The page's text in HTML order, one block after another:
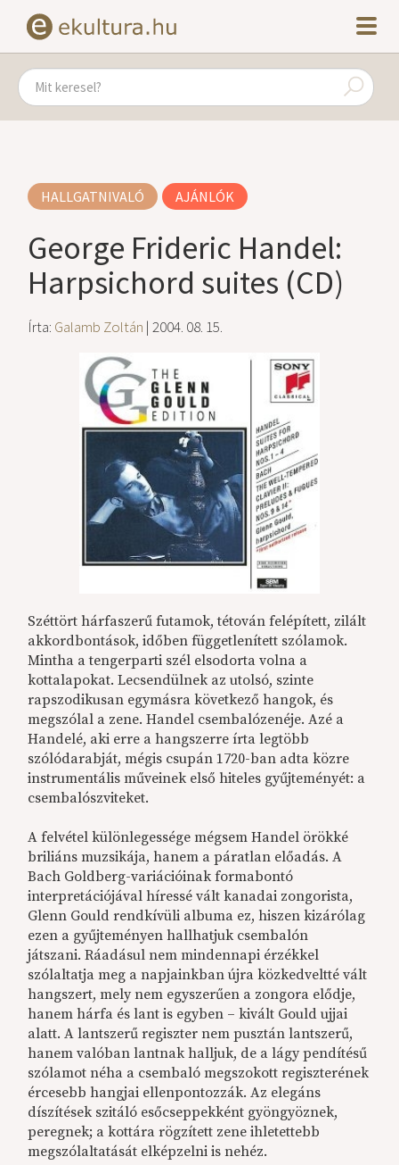
HALLGATNIVALÓ AJÁNLÓK
George Frideric Handel:
Harpsichord suites (CD)
Írta: Galamb Zoltán | 2004. 08. 15.
Széttört hárfaszerű futamok, tétován felépített, zilált
akkordbontások, időben függetlenített szólamok.
Mintha a tengerparti szél elsodorta volna a
kottalapokat. Lecsendülnek az utolsó, szinte
rapszodikusan egymásra következő hangok, és
megszólal a zene. Handel csembalózenéje. Azé a
Handelé, aki erre a hangszerre írta legtöbb
szólódarabját, mégis csupán 1720-ban adta közre
instrumentális műveinek első hiteles gyűjteményét: a
csembalószviteket.
A felvétel különlegessége mégsem Handel örökké
briliáns muzsikája, hanem a páratlan előadás. A
Bach Goldberg-variációinak formabontó
interpretációjával híressé vált kanadai zongorista,
Glenn Gould rendkívüli albuma ez, hiszen kizárólag
ezen a gyűjteményen hallhatjuk csembalón
játszani. Ráadásul nem mindennapi érzékkel
szólaltatja meg a napjainkban újra közkedveltté vált
hangszert, mely nem egyszerűen a zongora elődje,
hanem hárfa és lant is egyben – kivált Gould ujjai
alatt. A lantszerű regiszter nem pusztán lantszerű,
hanem valóban lantnak halljuk, de a lágy pendítésű
szólamot néha a csembaló megszokott regiszterének
ércesebb hangjai ellenpontozzák. Az elegáns
díszítések szitáló esőcseppekként gyöngyöznek,
peregnek; a kottára rögzített zene ihletettebb
megszólaltatását elképzelni is nehéz.